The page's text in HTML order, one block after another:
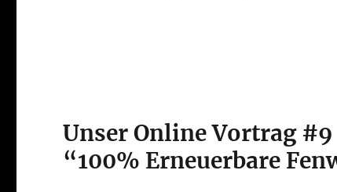
Unser Online Vortrag #9
“100% Erneuerbare